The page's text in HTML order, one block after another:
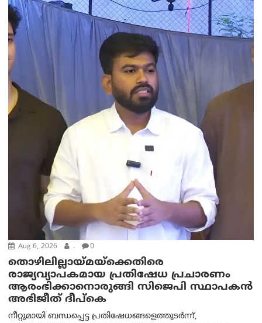
Aug 6, 2026 . 0
തൊഴിലില്ലായ്മയ്ക്കെതിരെ
രാജ്യവ്യാപകമായ പ്രതിഷേധ പ്രചാരണം
ആരംഭിക്കാനൊരുങ്ങി സിജെപി സ്ഥാപകന്‍
അഭിജീത് ദീപ്കെ
നീറ്റുമായി ബന്ധപ്പെട്ട പ്രതിഷേധങ്ങളെത്തുടർന്ന്,